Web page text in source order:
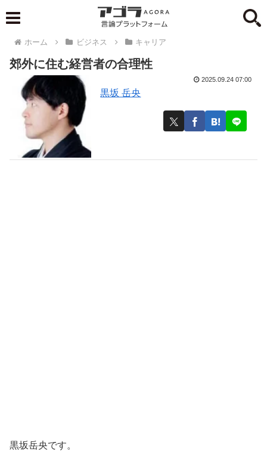
ホーム ビジネス キャリア
郊外に住む経営者の合理性
黒坂 岳央
2025.09.24 07:00
黒坂岳央です。